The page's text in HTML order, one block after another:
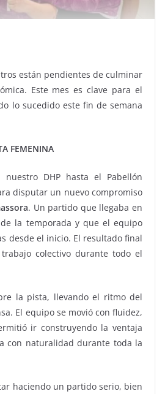
están pendientes de culminar
Este mes es clave para el
lo sucedido este fin de semana
FEMENINA
DHP hasta el Pabellón
disputar un nuevo compromiso
. Un partido que llegaba en
la temporada y que el equipo
desde el inicio. El resultado final
colectivo durante todo el
la pista, llevando el ritmo del
El equipo se movió con fluidez,
ir construyendo la ventaja
con naturalidad durante toda la
haciendo un partido serio, bien